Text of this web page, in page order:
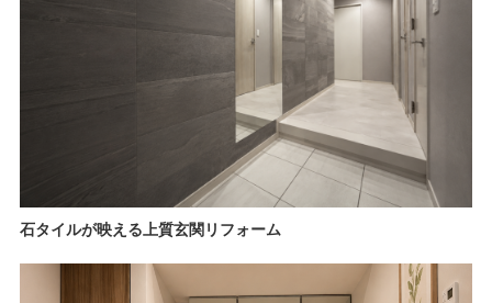
石タイルが映える上質玄関リフォーム